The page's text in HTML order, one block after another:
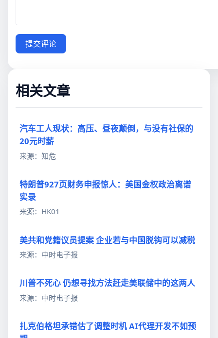
提交评论
相关文章
汽车工人现状：高压、昼夜颠倒，与没有社保的
20元时薪
来源：知危
特朗普927页财务申报惊人：美国金权政治离谱
实录
来源：HK01
美共和党籍议员提案 企业若与中国脱钩可以减税
来源：中时电子报
川普不死心 仍想寻找方法赶走美联储中的这两人
来源：中时电子报
扎克伯格坦承错估了调整时机 AI代理开发不如预